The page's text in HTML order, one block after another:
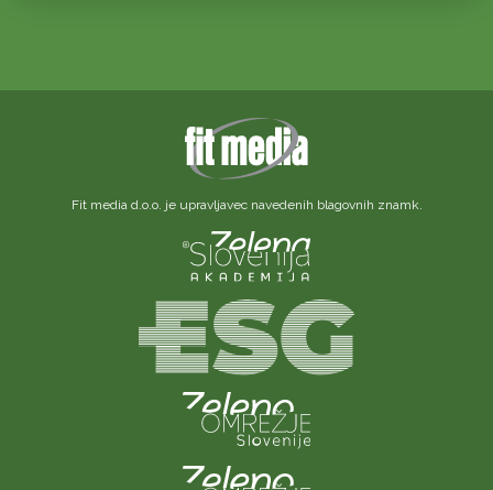
Fit media d.o.o. je upravljavec navedenih blagovnih znamk.